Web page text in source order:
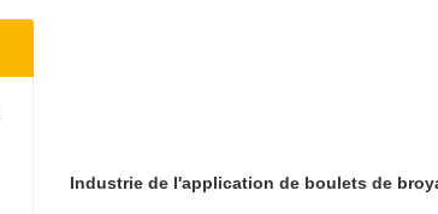
Industrie de l'application de boulets de